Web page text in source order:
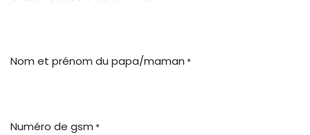
Nom et prénom du papa/maman *
Numéro de gsm *